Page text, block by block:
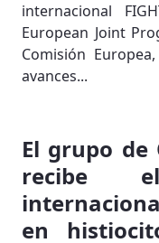
internacional
European Joint
Comisión
avances...
El grupo de
recibe el
en